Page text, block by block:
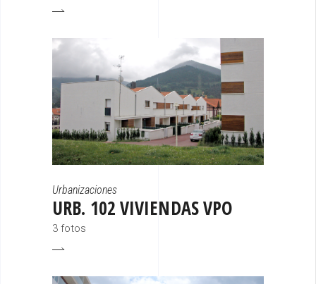
Urbanizaciones
URB. 102 VIVIENDAS VPO
3 fotos